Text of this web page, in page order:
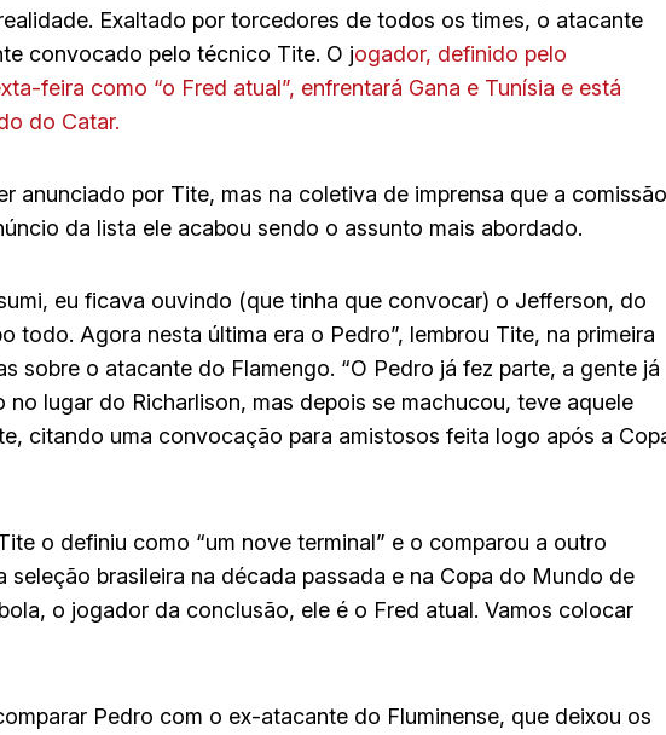
Exaltado por torcedores de todos os times, o atacante
convocado pelo técnico Tite. O jogador, definido pelo
feira como “o Fred atual”, enfrentará Gana e Tunísia e está
do Catar.
anunciado por Tite, mas na coletiva de imprensa que a comissão
da lista ele acabou sendo o assunto mais abordado.
eu ficava ouvindo (que tinha que convocar) o Jefferson, do
todo. Agora nesta última era o Pedro”, lembrou Tite, na primeira
sobre o atacante do Flamengo. “O Pedro já fez parte, a gente já
lugar do Richarlison, mas depois se machucou, teve aquele
citando uma convocação para amistosos feita logo após a
o definiu como “um nove terminal” e o comparou a outro
seleção brasileira na década passada e na Copa do Mundo de
o jogador da conclusão, ele é o Fred atual. Vamos colocar
Pedro com o ex-atacante do Fluminense, que deixou os